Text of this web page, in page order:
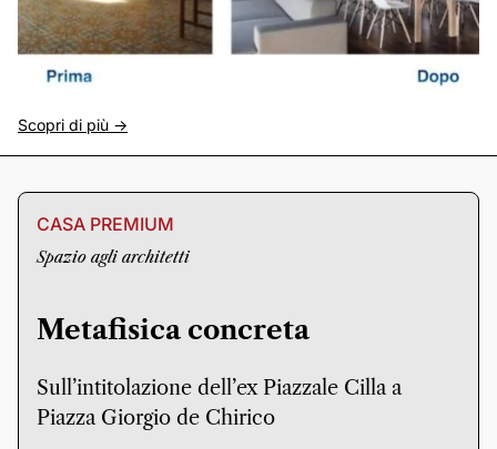
Scopri di più ->
CASA PREMIUM
Spazio agli architetti
Metafisica concreta
Sull’intitolazione dell’ex Piazzale Cilla a
Piazza Giorgio de Chirico